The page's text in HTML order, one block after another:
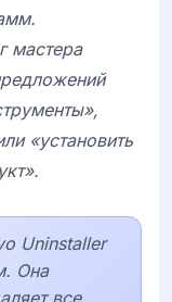
мастера
«установить
Uninstaller
Она
все